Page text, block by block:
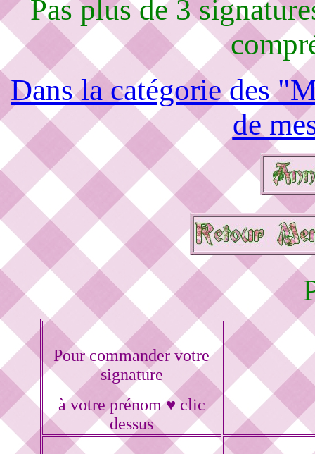
Pas plus de 3
Dans la catégorie des
de
Pour commander votre
signature
à votre prénom ♥ clic
dessus